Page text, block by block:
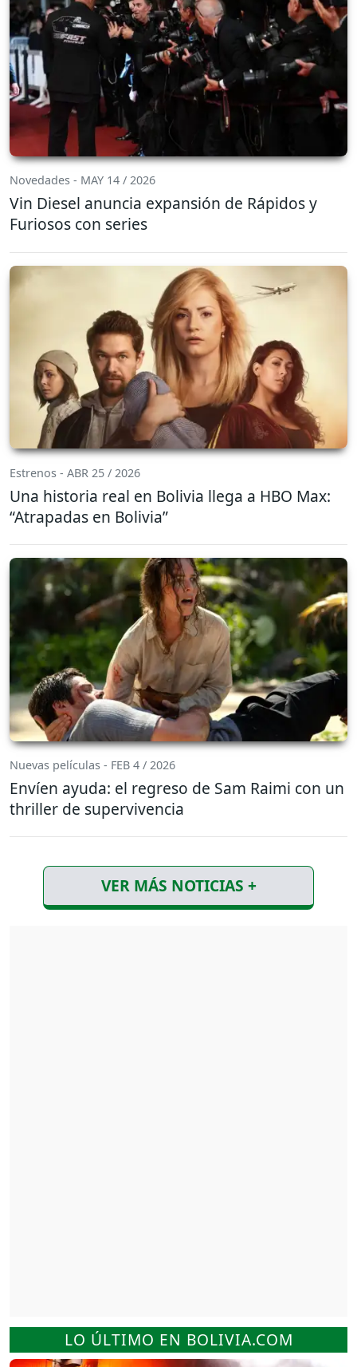
Novedades - MAY 14 / 2026
Vin Diesel anuncia expansión de Rápidos y
Furiosos con series
Estrenos - ABR 25 / 2026
Una historia real en Bolivia llega a HBO Max:
“Atrapadas en Bolivia”
Nuevas películas - FEB 4 / 2026
Envíen ayuda: el regreso de Sam Raimi con un
thriller de supervivencia
VER MÁS NOTICIAS +
LO ÚLTIMO EN BOLIVIA.COM